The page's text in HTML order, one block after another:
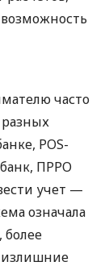
часто
разных
POS-
ПРРО
учет —
означала
более